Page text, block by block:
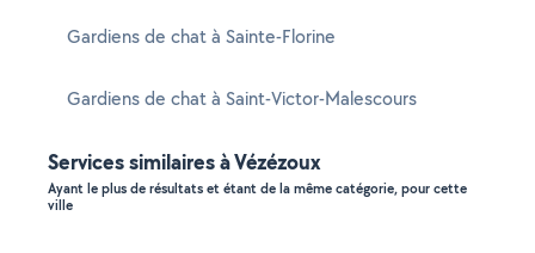
Gardiens de chat à Sainte-Florine
Gardiens de chat à Saint-Victor-Malescours
Services similaires à Vézézoux
Ayant le plus de résultats et étant de la même catégorie, pour cette
ville